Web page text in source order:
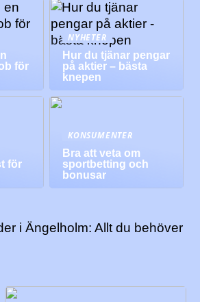
för
NYHETER
Hur du tjänar pengar
på aktier – bästa
knepen
för
KONSUMENTER
Bra att veta om
sportbetting och
bonusar
i Ängelholm: Allt du behöver